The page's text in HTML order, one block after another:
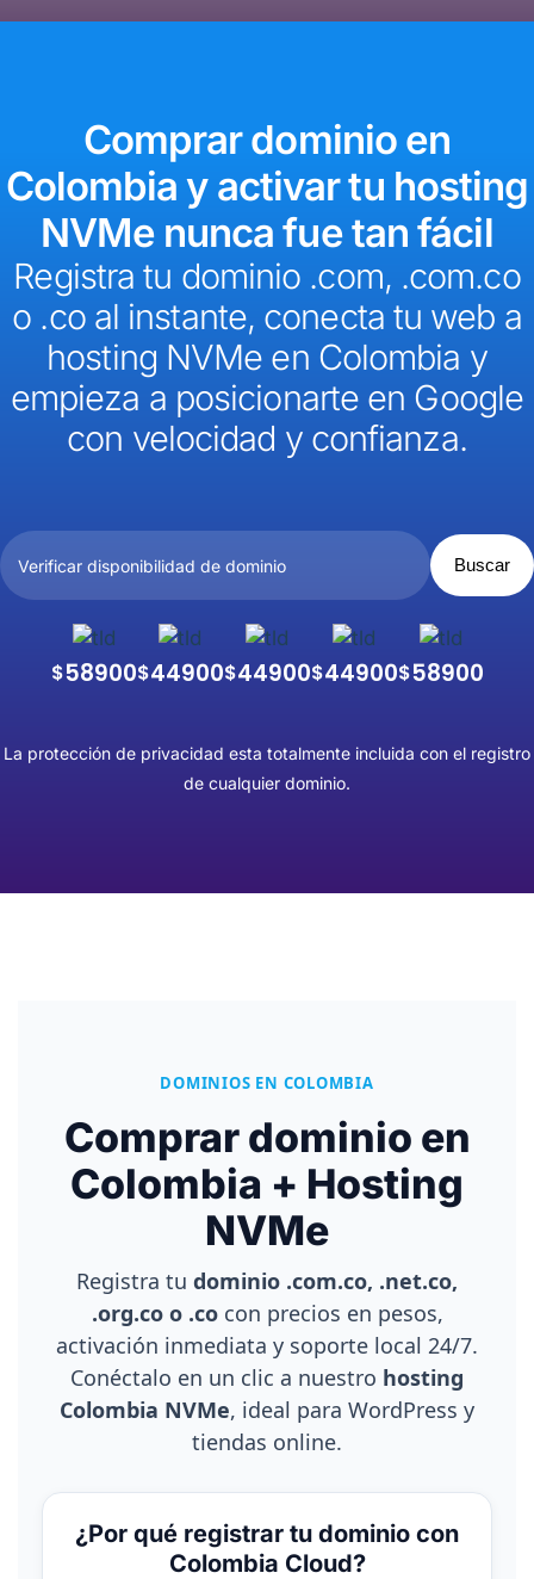
Comprar dominio en
Colombia y activar tu hosting
NVMe nunca fue tan fácil
Registra tu dominio .com, .com.co
o .co al instante, conecta tu web a
hosting NVMe en Colombia y
empieza a posicionarte en Google
con velocidad y confianza.
$58900$44900$44900$44900$58900
La protección de privacidad esta totalmente incluida con el registro
de cualquier dominio.
DOMINIOS EN COLOMBIA
Comprar dominio en
Colombia + Hosting
NVMe
Registra tu dominio .com.co, .net.co,
.org.co o .cocon precios en pesos,
activación inmediata y soporte local 24/7.
Conéctalo en un clic a nuestro hosting
Colombia NVMe, ideal para WordPress y
tiendas online.
¿Por qué registrar tu dominio con
Colombia Cloud?